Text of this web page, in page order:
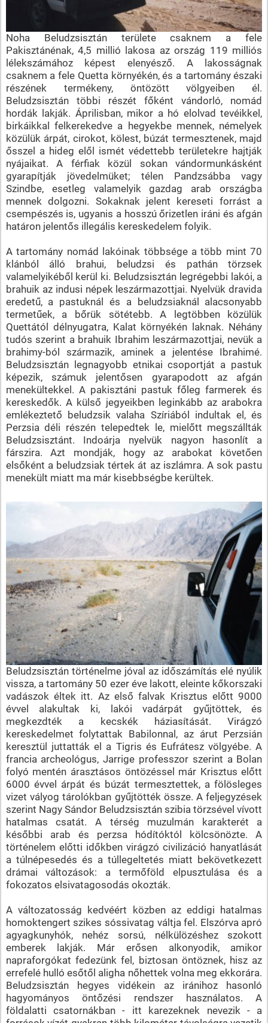
Noha Beludzsisztán területe csaknem a fele
Pakisztánénak, 4,5 millió lakosa az ország 119 milliós
lélekszámához képest elenyésző. A lakosságnak
csaknem a fele Quetta környékén, és a tartomány északi
részének termékeny, öntözött völgyeiben él.
Beludzsisztán többi részét főként vándorló, nomád
hordák lakják. Áprilisban, mikor a hó elolvad tevéikkel,
birkáikkal felkerekedve a hegyekbe mennek, némelyek
közülük árpát, cirokot, kölest, búzát termesztenek, majd
ősszel a hideg elől ismét védettebb területekre hajtják
nyájaikat. A férfiak közül sokan vándormunkásként
gyarapítják jövedelmüket; télen Pandzsábba vagy
Szindbe, esetleg valamelyik gazdag arab országba
mennek dolgozni. Sokaknak jelent kereseti forrást a
csempészés is, ugyanis a hosszú őrizetlen iráni és afgán
határon jelentős illegális kereskedelem folyik.
A tartomány nomád lakóinak többsége a több mint 70
klánból álló brahui, beludzsi és pathán törzsek
valamelyikéből kerül ki. Beludzsisztán legrégebbi lakói, a
brahuik az indusi népek leszármazottjai. Nyelvük dravida
eredetű, a pastuknál és a beludzsiaknál alacsonyabb
termetűek, a bőrük sötétebb. A legtöbben közülük
Quettától délnyugatra, Kalat környékén laknak. Néhány
tudós szerint a brahuik Ibrahim leszármazottjai, nevük a
brahimy-ból származik, aminek a jelentése Ibrahimé.
Beludzsisztán legnagyobb etnikai csoportját a pastuk
képezik, számuk jelentősen gyarapodott az afgán
menekültekkel. A pakisztáni pastuk főleg farmerek és
kereskedők. A külső jegyeikben leginkább az arabokra
emlékeztető beludzsik valaha Szíriából indultak el, és
Perzsia déli részén telepedtek le, mielőtt megszállták
Beludzsisztánt. Indoárja nyelvük nagyon hasonlít a
fárszira. Azt mondják, hogy az arabokat követően
elsőként a beludzsiak tértek át az iszlámra. A sok pastu
menekült miatt ma már kisebbségbe kerültek.
Beludzsisztán történelme jóval az időszámítás elé nyúlik
vissza, a tartomány 50 ezer éve lakott, eleinte kőkorszaki
vadászok éltek itt. Az első falvak Krisztus előtt 9000
évvel alakultak ki, lakói vadárpát gyűjtöttek, és
megkezdték a kecskék háziasítását. Virágzó
kereskedelmet folytattak Babilonnal, az árut Perzsián
keresztül juttatták el a Tigris és Eufrátesz völgyébe. A
francia archeológus, Jarrige professzor szerint a Bolan
folyó mentén árasztásos öntözéssel már Krisztus előtt
6000 évvel árpát és búzát termesztettek, a fölösleges
vizet vályog tárolókban gyűjtötték össze. A feljegyzések
szerint Nagy Sándor Beludzsisztán szibia törzsével vívott
hatalmas csatát. A térség muzulmán karakterét a
későbbi arab és perzsa hódítóktól kölcsönözte. A
történelem előtti időkben virágzó civilizáció hanyatlását
a túlnépesedés és a túllegeltetés miatt bekövetkezett
drámai változások: a termőföld elpusztulása és a
fokozatos elsivatagosodás okozták.
A változatosság kedvéért közben az eddigi hatalmas
homoktengert szikes sóssivatag váltja fel. Elszórva apró
agyagkunyhók, nehéz sorsú, nélkülözéshez szokott
emberek lakják. Már erősen alkonyodik, amikor
napraforgókat fedezünk fel, biztosan öntöznek, hisz az
errefelé hulló esőtől aligha nőhettek volna meg ekkorára.
Beludzsisztán hegyes vidékein az iránihoz hasonló
hagyományos öntőzési rendszer használatos. A
földalatti csatornákban - itt karezeknek nevezik - a